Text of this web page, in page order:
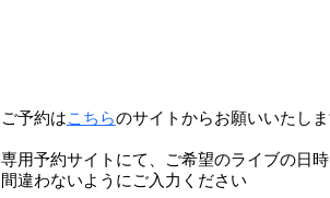
ご予約はこちらのサイトからお願いいたし
専用予約サイトにて、ご希望のライブの日
間違わないようにご入力ください